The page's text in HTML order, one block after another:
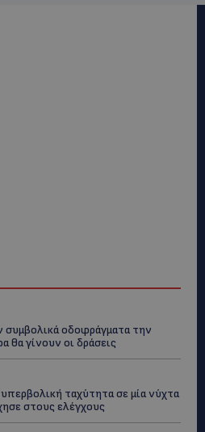
οδοφράγματα την
θα γίνουν οι δράσεις
ταχύτητα σε μία νύχτα
στους ελέγχους